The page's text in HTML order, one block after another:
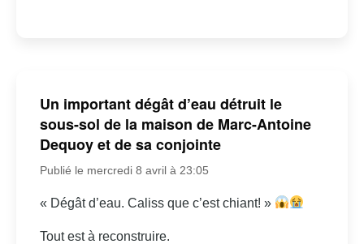
Un important dégât d’eau détruit le
sous-sol de la maison de Marc-Antoine
Dequoy et de sa conjointe
Publié le mercredi 8 avril à 23:05
« Dégât d’eau. Caliss que c’est chiant! »
Tout est à reconstruire.